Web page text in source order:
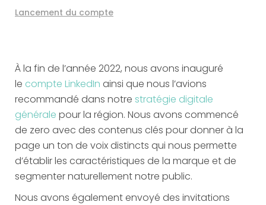
Lancement du compte
À la fin de l’année 2022, nous avons inauguré
le compte LinkedIn ainsi que nous l’avions
recommandé dans notre stratégie digitale
générale pour la région. Nous avons commencé
de zero avec des contenus clés pour donner à la
page un ton de voix distincts qui nous permette
d’établir les caractéristiques de la marque et de
segmenter naturellement notre public.
Nous avons également envoyé des invitations